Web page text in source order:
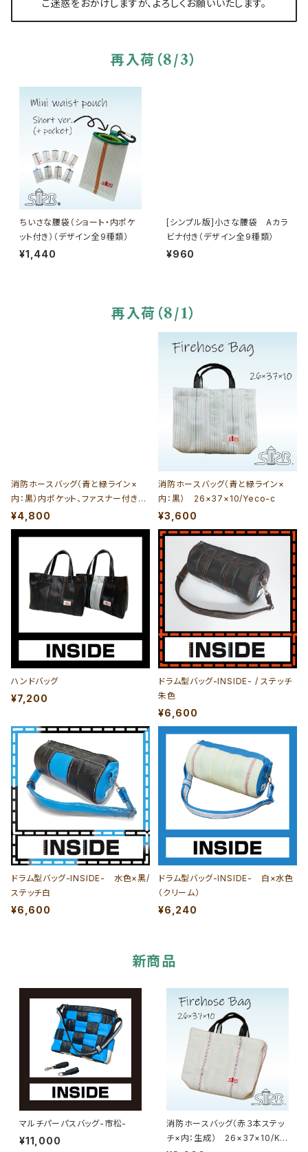
ご迷惑をおかけしますが、よろしくお願いいたします。
再入荷（8/3）
ちいさな腰袋（ショート・内ポケ
ット付き）（デザイン全9種類）
¥1,440
[シンプル版]小さな腰袋 Aカラ
ビナ付き（デザイン全9種類）
¥960
再入荷（8/1）
消防ホースバッグ（青と緑ライン×
内：黒）内ポケット、ファスナー付き
26×37×10/Yeco-a_i_F
¥4,800
消防ホースバッグ（青と緑ライン×
内：黒） 26×37×10/Yeco-c
¥3,600
ハンドバッグ
¥7,200
ドラム型バッグ-INSIDE- / ステッチ
朱色
¥6,600
ドラム型バッグ-INSIDE- 水色×黒/
ステッチ白
¥6,600
ドラム型バッグ-INSIDE- 白×水色
（クリーム）
¥6,240
新商品
マルチパーパスバッグ-市松-
¥11,000
消防ホースバッグ（赤３本ステッ
チ×内：生成） 26×37×10/K2